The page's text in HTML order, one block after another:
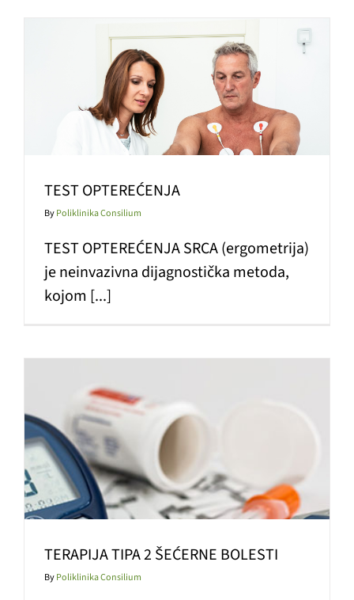
TEST OPTEREĆENJA
ByPoliklinika Consilium
TEST OPTEREĆENJA SRCA (ergometrija)
je neinvazivna dijagnostička metoda,
kojom [...]
TERAPIJA TIPA 2 ŠEĆERNE BOLESTI
ByPoliklinika Consilium